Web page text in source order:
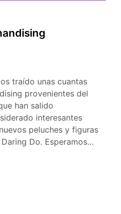
traído unas cuantas
provenientes del
han salido
interesantes
peluches y figuras
Do. Esperamos…